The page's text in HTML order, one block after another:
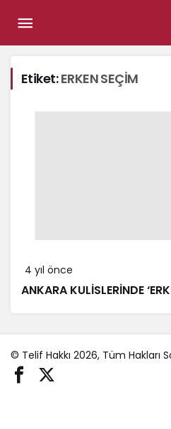
Etiket:ERKEN SEÇİM
4 yıl önce
ANKARA KULİSLERİNDE
© Telif Hakkı 2026, Tüm Hakları